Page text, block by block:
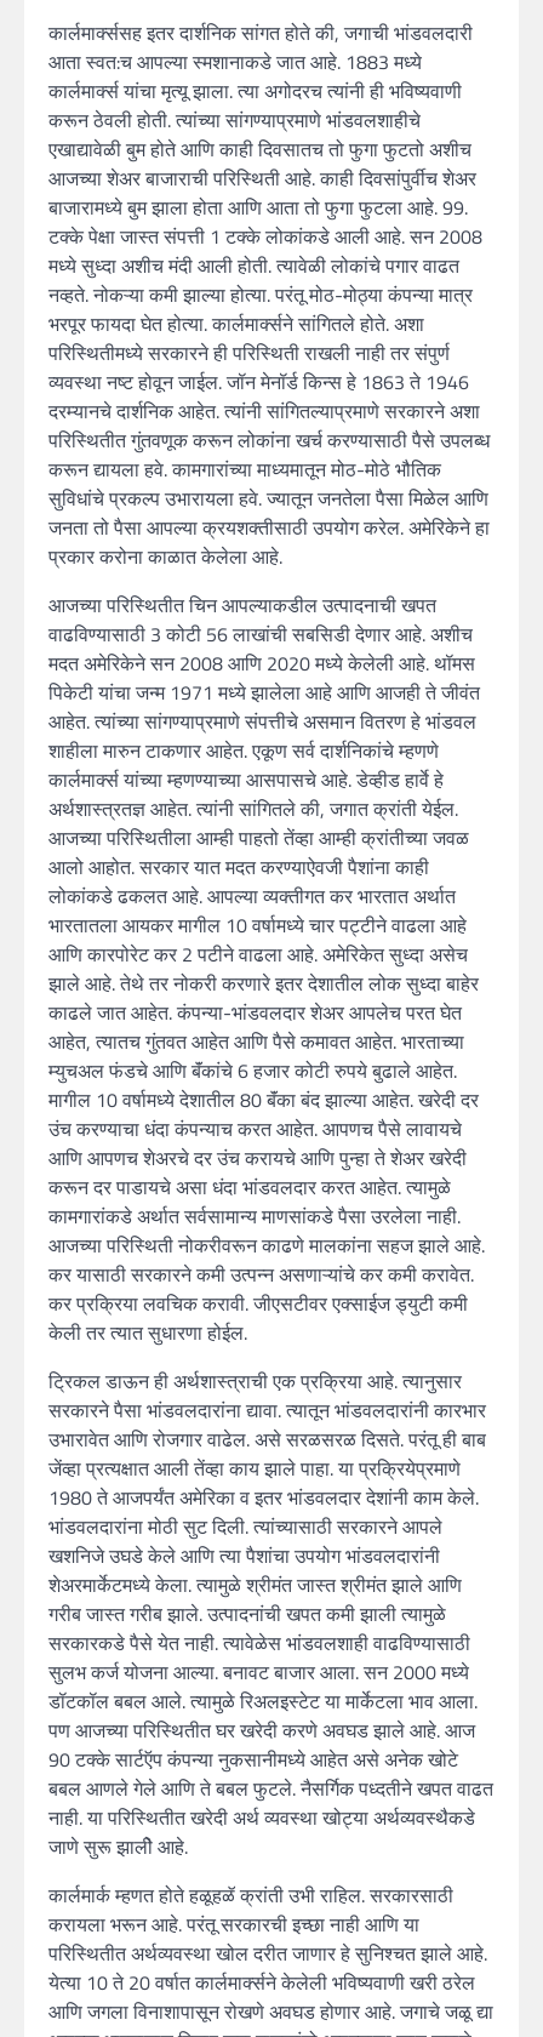
कार्लमार्क्ससह इतर दार्शनिक सांगत होते की, जगाची भांडवलदारी
आता स्वत:च आपल्या स्मशानाकडे जात आहे. 1883 मध्ये
कार्लमार्क्स यांचा मृत्यू झाला. त्या अगोदरच त्यांनी ही भविष्यवाणी
करून ठेवली होती. त्यांच्या सांगण्याप्रमाणे भांडवलशाहीचे
एखाद्यावेळी बुम होते आणि काही दिवसातच तो फुगा फुटतो अशीच
आजच्या शेअर बाजाराची परिस्थिती आहे. काही दिवसांपुर्वीच शेअर
बाजारामध्ये बुम झाला होता आणि आता तो फुगा फुटला आहे. 99.
टक्के पेक्षा जास्त संपत्ती 1 टक्के लोकांकडे आली आहे. सन 2008
मध्ये सुध्दा अशीच मंदी आली होती. त्यावेळी लोकांचे पगार वाढत
नव्हते. नोकऱ्या कमी झाल्या होत्या. परंतू मोठ-मोठ्या कंपन्या मात्र
भरपूर फायदा घेत होत्या. कार्लमार्क्सने सांगितले होते. अशा
परिस्थितीमध्ये सरकारने ही परिस्थिती राखली नाही तर संपुर्ण
व्यवस्था नष्ट होवून जाईल. जॉन मेनॉर्ड किन्स हे 1863 ते 1946
दरम्यानचे दार्शनिक आहेत. त्यांनी सांगितल्याप्रमाणे सरकारने अशा
परिस्थितीत गुंतवणूक करून लोकांना खर्च करण्यासाठी पैसे उपलब्ध
करून द्यायला हवे. कामगारांच्या माध्यमातून मोठ-मोठे भौतिक
सुविधांचे प्रकल्प उभारायला हवे. ज्यातून जनतेला पैसा मिळेल आणि
जनता तो पैसा आपल्या क्रयशक्तीसाठी उपयोग करेल. अमेरिकेने हा
प्रकार करोना काळात केलेला आहे.
आजच्या परिस्थितीत चिन आपल्याकडील उत्पादनाची खपत
वाढविण्यासाठी 3 कोटी 56 लाखांची सबसिडी देणार आहे. अशीच
मदत अमेरिकेने सन 2008 आणि 2020 मध्ये केलेली आहे. थॉमस
पिकेटी यांचा जन्म 1971 मध्ये झालेला आहे आणि आजही ते जीवंत
आहेत. त्यांच्या सांगण्याप्रमाणे संपत्तीचे असमान वितरण हे भांडवल
शाहीला मारुन टाकणार आहेत. एकूण सर्व दार्शनिकांचे म्हणणे
कार्लमार्क्स यांच्या म्हणण्याच्या आसपासचे आहे. डेव्हीड हार्वे हे
अर्थशास्त्रतज्ञ आहेत. त्यांनी सांगितले की, जगात क्रांती येईल.
आजच्या परिस्थितीला आम्ही पाहतो तेंव्हा आम्ही क्रांतीच्या जवळ
आलो आहोत. सरकार यात मदत करण्याऐवजी पैशांना काही
लोकांकडे ढकलत आहे. आपल्या व्यक्तीगत कर भारतात अर्थात
भारतातला आयकर मागील 10 वर्षामध्ये चार पट्टीने वाढला आहे
आणि कारपोरेट कर 2 पटीने वाढला आहे. अमेरिकेत सुध्दा असेच
झाले आहे. तेथे तर नोकरी करणारे इतर देशातील लोक सुध्दा बाहेर
काढले जात आहेत. कंपन्या-भांडवलदार शेअर आपलेच परत घेत
आहेत, त्यातच गुंतवत आहेत आणि पैसे कमावत आहेत. भारताच्या
म्युचअल फंडचे आणि बॅंकांचे 6 हजार कोटी रुपये बुढाले आहेत.
मागील 10 वर्षामध्ये देशातील 80 बॅंका बंद झाल्या आहेत. खरेदी दर
उंच करण्याचा धंदा कंपन्याच करत आहेत. आपणच पैसे लावायचे
आणि आपणच शेअरचे दर उंच करायचे आणि पुन्हा ते शेअर खरेदी
करून दर पाडायचे असा धंदा भांडवलदार करत आहेत. त्यामुळे
कामगारांकडे अर्थात सर्वसामान्य माणसांकडे पैसा उरलेला नाही.
आजच्या परिस्थिती नोकरीवरून काढणे मालकांना सहज झाले आहे.
कर यासाठी सरकारने कमी उत्पन्न असणाऱ्यांचे कर कमी करावेत.
कर प्रक्रिया लवचिक करावी. जीएसटीवर एक्साईज ड्युटी कमी
केली तर त्यात सुधारणा होईल.
ट्रिकल डाऊन ही अर्थशास्त्राची एक प्रक्रिया आहे. त्यानुसार
सरकारने पैसा भांडवलदारांना द्यावा. त्यातून भांडवलदारांनी कारभार
उभारावेत आणि रोजगार वाढेल. असे सरळसरळ दिसते. परंतू ही बाब
जेंव्हा प्रत्यक्षात आली तेंव्हा काय झाले पाहा. या प्रक्रियेप्रमाणे
1980 ते आजपर्यंत अमेरिका व इतर भांडवलदार देशांनी काम केले.
भांडवलदारांना मोठी सुट दिली. त्यांच्यासाठी सरकारने आपले
खशनिजे उघडे केले आणि त्या पैशांचा उपयोग भांडवलदारांनी
शेअरमार्केटमध्ये केला. त्यामुळे श्रीमंत जास्त श्रीमंत झाले आणि
गरीब जास्त गरीब झाले. उत्पादनांची खपत कमी झाली त्यामुळे
सरकारकडे पैसे येत नाही. त्यावेळेस भांडवलशाही वाढविण्यासाठी
सुलभ कर्ज योजना आल्या. बनावट बाजार आला. सन 2000 मध्ये
डॉटकॉल बबल आले. त्यामुळे रिअलइस्टेट या मार्केटला भाव आला.
पण आजच्या परिस्थितीत घर खरेदी करणे अवघड झाले आहे. आज
90 टक्के सार्टऍप कंपन्या नुकसानीमध्ये आहेत असे अनेक खोटे
बबल आणले गेले आणि ते बबल फुटले. नैसर्गिक पध्दतीने खपत वाढत
नाही. या परिस्थितीत खरेदी अर्थ व्यवस्था खोट्या अर्थव्यवस्थैकडे
जाणे सुरू झालीे आहे.
कार्लमार्क म्हणत होते हळूहळॅ क्रांती उभी राहिल. सरकारसाठी
करायला भरून आहे. परंतू सरकारची इच्छा नाही आणि या
परिस्थितीत अर्थव्यवस्था खोल दरीत जाणार हे सुनिश्चत झाले आहे.
येत्या 10 ते 20 वर्षात कार्लमार्क्सने केलेली भविष्यवाणी खरी ठरेल
आणि जगला विनाशापासून रोखणे अवघड होणार आहे. जगाचे जळू द्या